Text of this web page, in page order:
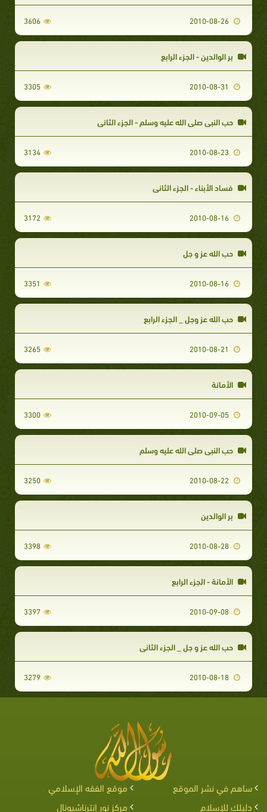
3606
بر الوالدين - الجزء الرابع
3305
حب النبي صلى الله عليه وسلم - الجزء الثاني
3134
فساد الأبناء - الجزء الثاني
3172
حب الله عز و جل
3351
حب الله عز وجل _ الجزء الرابع
3265
الأمانة
3300
حب النبي صلى الله عليه وسلم
3250
بر الوالدين
3398
الأمانة - الجزء الرابع
3397
حب الله عز و جل _ الجزء الثاني
3279
ساهم في نشر الموقع
موقع الفقه الإسلامي
دليلك للإسلام
مركز نور إنترناشيونال